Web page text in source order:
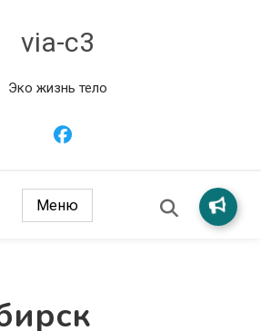
via-c3
Эко жизнь тело
Меню